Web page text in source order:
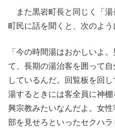
また黒岩町長と同じく「湯
町民に話を聞くと、次のよう
「今の時間湯はおかしいよ
て、長期の湯治客を囲って
しているんだ。回覧板を回
湯するときには客全員に神
興宗教みたいなんだよ。女
部を見せろといったセクハ